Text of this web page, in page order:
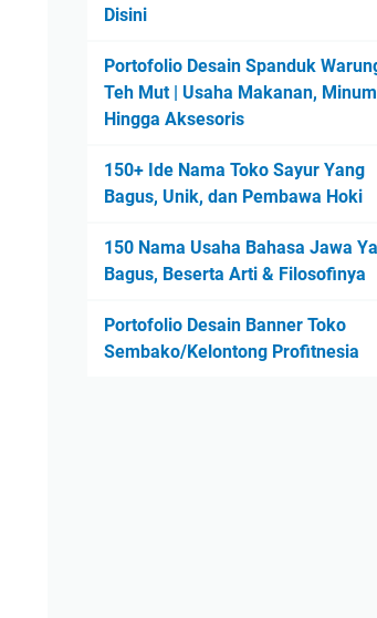
Disini
Portofolio Desain Spanduk
Teh Mut | Usaha Makanan,
Hingga Aksesoris
150+ Ide Nama Toko Sayur Yang
Bagus, Unik, dan Pembawa Hoki
150 Nama Usaha Bahasa Jawa
Bagus, Beserta Arti & Filosofinya
Portofolio Desain Banner Toko
Sembako/Kelontong Profitnesia